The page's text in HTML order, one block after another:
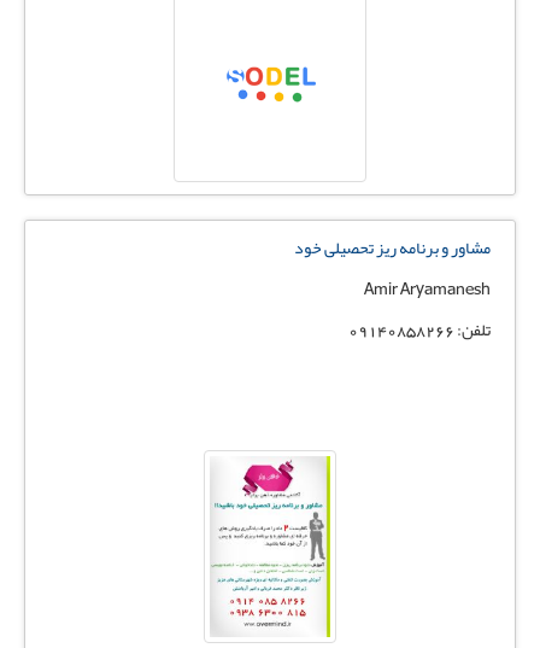
مشاور و برنامه ریز تحصیلی خود
Amir Aryamanesh
تلفن: 09140858266